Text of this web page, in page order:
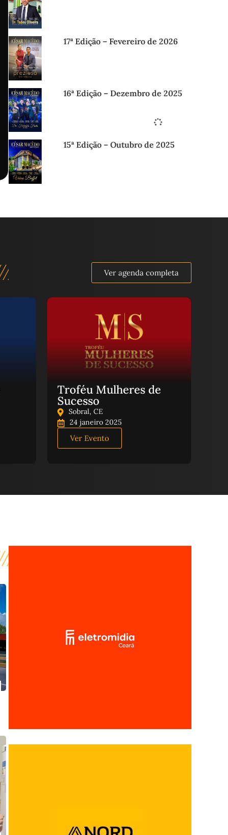
17ª Edição – Fevereiro de 2026
16ª Edição – Dezembro de 2025
15ª Edição – Outubro de 2025
Ver agenda completa
Troféu Mulheres de
Sucesso
Sobral, CE
24 janeiro 2025
Ver Evento